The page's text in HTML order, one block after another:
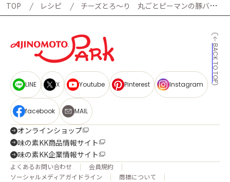
TOP レシピ チーズとろ～り 丸ごとピーマンの豚バラ焼きの献立
BACK TO TOP
LINE X Youtube Pinterest Instagram
facebook MAIL
オンラインショップ
味の素KK商品情報サイト
味の素KK企業情報サイト
よくあるお問い合わせ
会員規約
ソーシャルメディアガイドライン
商標について